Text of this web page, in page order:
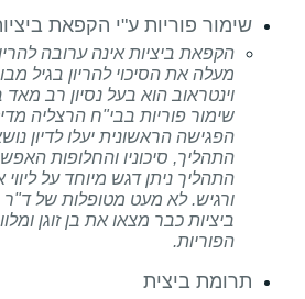
שימור פוריות ע"י הקפאת
הקפאת ביציות אינה ערובה
מעלה את הסיכוי להריון בגיל
וינטראוב הוא בעל נסיון רב
שימור פוריות בבי"ח הרצליה
הפגישה הראשונית יעלו לדיון
התהליך, סיכוניו והחלופות
התהליך ניתן דגש מיוחד על
ורגיש. לא מעט מטופלות של ד"ר
ביציות כבר מצאו את בן זוגן
הפוריות.
תרומת ביצית